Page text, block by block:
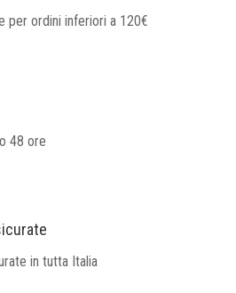
per ordini inferiori a 120€
48 ore
in tutta Italia